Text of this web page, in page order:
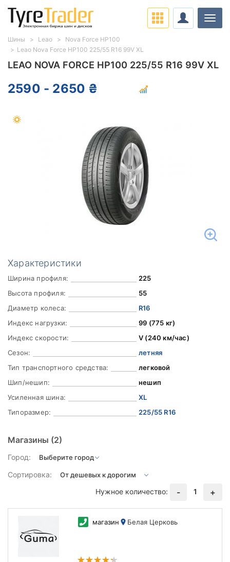
LEAO NOVA FORCE HP100 225/55 R16 99V XL
2590 - 2650 ₴
Характеристики
Ширина профиля:
225
Высота профиля:
55
Диаметр колеса:
R16
Индекс нагрузки:
99 (775 кг)
Индекс скорости:
V (240 км/час)
Сезон:
летняя
Тип транспортного средства:
легковой
Шип/нешип:
нешип
Усиленная шина:
XL
Типоразмер:
225/55 R16
Магазины (2)
Город:
Сортировка:
Нужное количество:
- 1 +
магазин Белая Церковь
Шины Leao
Nova Force HP100
Leao Nova Force HP100 225/55 R16 99V XL